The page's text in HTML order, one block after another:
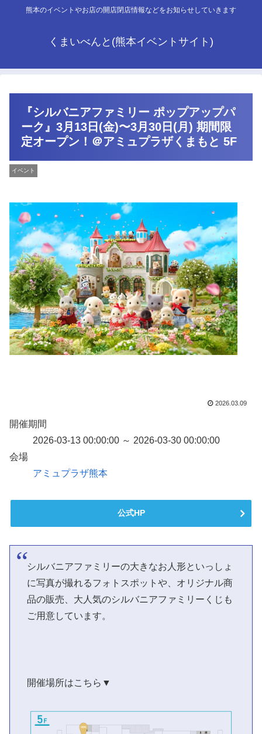
熊本のイベントやお店の開店閉店情報などをお知らせしていきます
くまいべんと(熊本イベントサイト)
『シルバニアファミリー ポップアップパ
ーク』3月13日(金)〜3月30日(月) 期間限
定オープン！＠アミュプラザくまもと 5F
イベント
2026.03.09
開催期間
2026-03-13 00:00:00 ～ 2026-03-30 00:00:00
会場
アミュプラザ熊本
公式HP
シルバニアファミリーの大きなお人形といっしょ
に写真が撮れるフォトスポットや、オリジナル商
品の販売、大人気のシルバニアファミリーくじも
ご用意しています。
開催場所はこちら▼